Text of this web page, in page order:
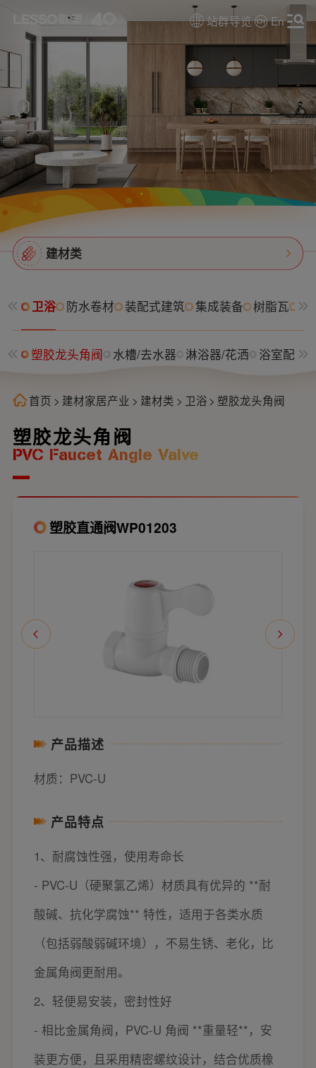
站群导览 En
建材类
卫浴 防水卷材 装配式建筑 集成装备 树脂瓦 消
阀 塑胶龙头角阀 水槽/去水器 淋浴器/花洒 浴室配件
塑胶龙头角阀
PVC Faucet Angle Valve
首页 > 建材家居产业 > 建材类 > 卫浴 > 塑胶龙头角阀
塑胶直通阀WP01203
产品描述
材质：PVC-U
产品特点
1、耐腐蚀性强，使用寿命长
- PVC-U（硬聚氯乙烯）材质具有优异的 **耐
酸碱、抗化学腐蚀** 特性，适用于各类水质
（包括弱酸弱碱环境），不易生锈、老化，比
金属角阀更耐用。
2、轻便易安装，密封性好
- 相比金属角阀，PVC-U 角阀 **重量轻**，安
装更方便，且采用精密螺纹设计，结合优质橡